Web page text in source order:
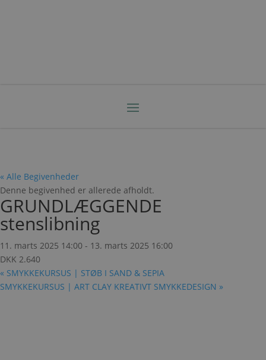
« Alle Begivenheder
Denne begivenhed er allerede afholdt.
GRUNDLÆGGENDE
stenslibning
11. marts 2025 14:00 - 13. marts 2025 16:00
DKK 2.640
« SMYKKEKURSUS | STØB I SAND & SEPIA
SMYKKEKURSUS | ART CLAY KREATIVT SMYKKEDESIGN »